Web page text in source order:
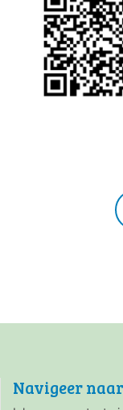
Navigeer